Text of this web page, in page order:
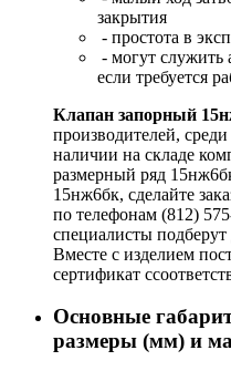
закрытия
- простота в
- могут служить
если требуется
Клапан запорный
производителей,
наличии на складе
размерный ряд
15нж6бк, сделайте
по телефонам (812)
специалисты
Вместе с изделием
сертификат
Основные
размеры (мм) и